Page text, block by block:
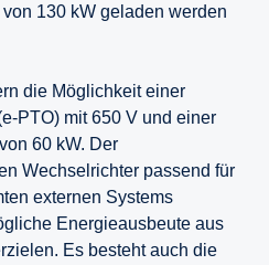
130 kW geladen werden
die Möglichkeit einer
PTO) mit 650 V und einer
60 kW. Der
Wechselrichter passend für
externen Systems
Energieausbeute aus
Es besteht auch die